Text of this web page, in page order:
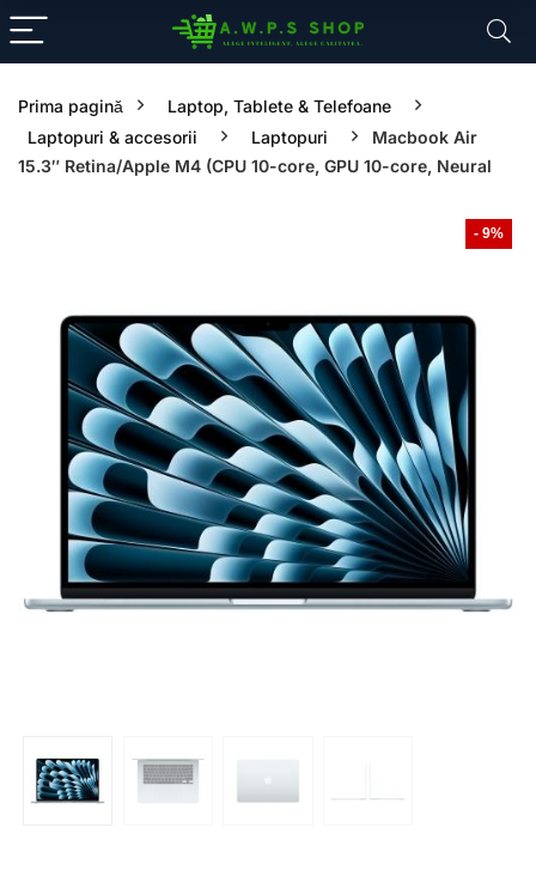
Prima pagină
Laptop, Tablete & Telefoane
Laptopuri & accesorii
Laptopuri
Macbook Air
15.3″ Retina/Apple M4 (CPU 10-core, GPU 10-core, Neural
- 9%